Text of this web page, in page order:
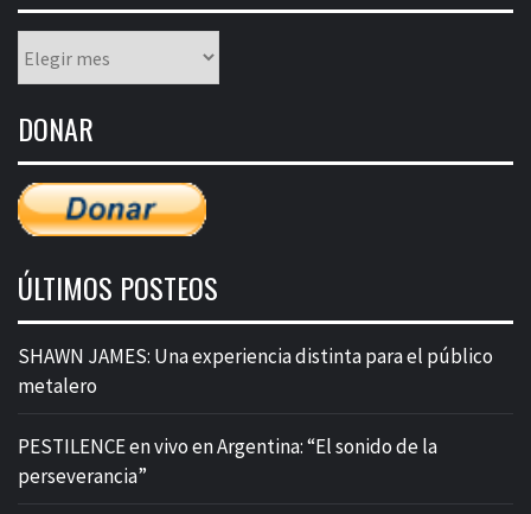
mensual
entradas
DONAR
ÚLTIMOS POSTEOS
SHAWN JAMES: Una experiencia distinta para el público
metalero
PESTILENCE en vivo en Argentina: “El sonido de la
perseverancia”